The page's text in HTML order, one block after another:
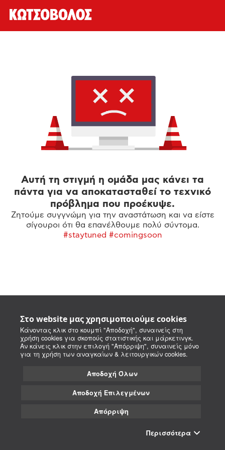
Στο website μας χρησιμοποιούμε cookies
Κάνοντας κλικ στο κουμπί "Αποδοχή", συναινείς στη
χρήση cookies για σκοπούς στατιστικής και μάρκετινγκ.
Αν κάνεις κλικ στην επιλογή "Απόρριψη", συναινείς μόνο
για τη χρήση των αναγκαίων & λειτουργικών cookies.
Αποδοχή Όλων
Αποδοχή Επιλεγμένων
Απόρριψη
Περισσότερα
Αυτή τη στιγμή η ομάδα μας κάνει τα
πάντα για να αποκατασταθεί το τεχνικό
πρόβλημα που προέκυψε.
Ζητούμε συγγνώμη για την αναστάτωση και να είστε
σίγουροι ότι θα επανέλθουμε πολύ σύντομα.
#staytuned #comingsoon